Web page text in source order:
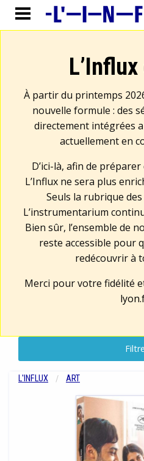
À partir du printemps
nouvelle formule : des
directement intégrées
actuellement en
D’ici-là, afin de
L’Influx ne sera plus
Seuls la rubrique
L’instrumentarium
Bien sûr, l’ensemble de
reste accessible pour
redécouvrir à
Merci pour votre fidélité
L'INFLUX ART